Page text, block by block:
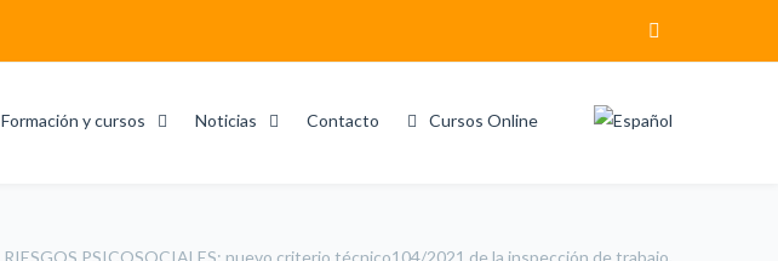
Formación y cursos Noticias Contacto Cursos Online
RIESGOS PSICOSOCIALES: nuevo criterio técnico104/2021 de la inspección de trabajo.